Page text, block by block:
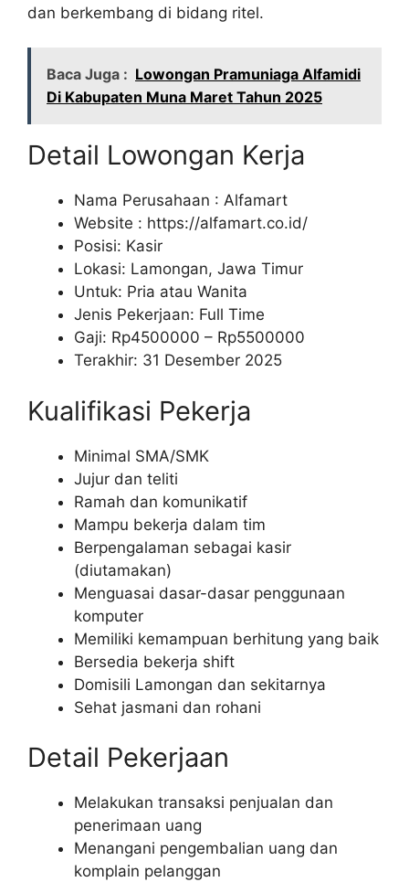
dan berkembang di bidang ritel.
Baca Juga : Lowongan Pramuniaga Alfamidi
Di Kabupaten Muna Maret Tahun 2025
Detail Lowongan Kerja
Nama Perusahaan : Alfamart
Website : https://alfamart.co.id/
Posisi: Kasir
Lokasi: Lamongan, Jawa Timur
Untuk: Pria atau Wanita
Jenis Pekerjaan: Full Time
Gaji: Rp4500000 – Rp5500000
Terakhir: 31 Desember 2025
Kualifikasi Pekerja
Minimal SMA/SMK
Jujur dan teliti
Ramah dan komunikatif
Mampu bekerja dalam tim
Berpengalaman sebagai kasir
(diutamakan)
Menguasai dasar-dasar penggunaan
komputer
Memiliki kemampuan berhitung yang baik
Bersedia bekerja shift
Domisili Lamongan dan sekitarnya
Sehat jasmani dan rohani
Detail Pekerjaan
Melakukan transaksi penjualan dan
penerimaan uang
Menangani pengembalian uang dan
komplain pelanggan